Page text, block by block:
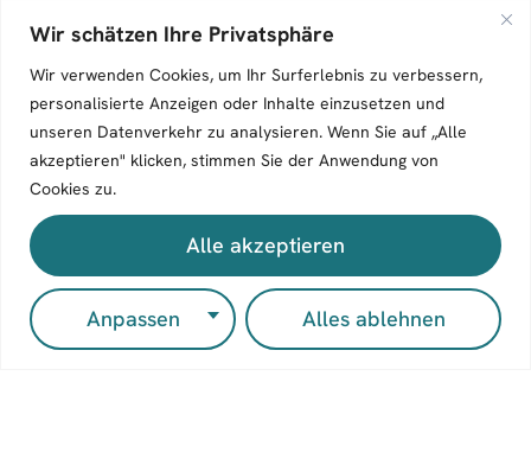
Wir schätzen Ihre Privatsphäre
Wir verwenden Cookies, um Ihr Surferlebnis zu verbessern,
personalisierte Anzeigen oder Inhalte einzusetzen und
unseren Datenverkehr zu analysieren. Wenn Sie auf „Alle
akzeptieren" klicken, stimmen Sie der Anwendung von
Cookies zu.
Anpassen Alles ablehnen
Alle akzeptieren
und
langfristig.
Zeilenfluss © 2026. All Rights Reserved.
Impressum Kontakt